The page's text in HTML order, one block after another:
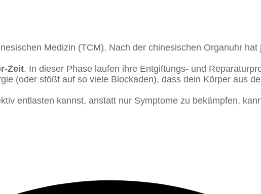
Medizin (TCM). Nach der chinesischen Organuhr
Zeit. In dieser Phase laufen ihre Entgiftungs- und
(oder stößt auf so viele Blockaden), dass dein Körper aus
entlasten kannst, anstatt nur Symptome zu bekämpfen,